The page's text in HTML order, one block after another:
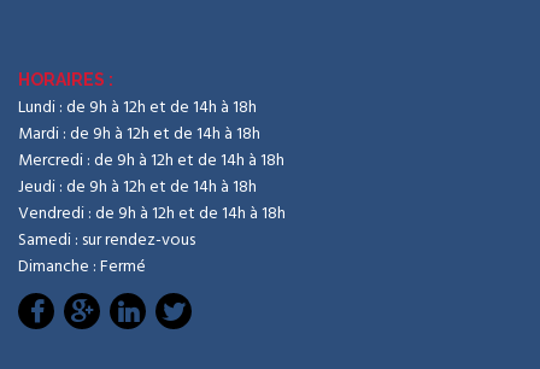
HORAIRES :
Lundi : de 9h à 12h et de 14h à 18h
Mardi : de 9h à 12h et de 14h à 18h
Mercredi : de 9h à 12h et de 14h à 18h
Jeudi : de 9h à 12h et de 14h à 18h
Vendredi : de 9h à 12h et de 14h à 18h
Samedi : sur rendez-vous
Dimanche : Fermé